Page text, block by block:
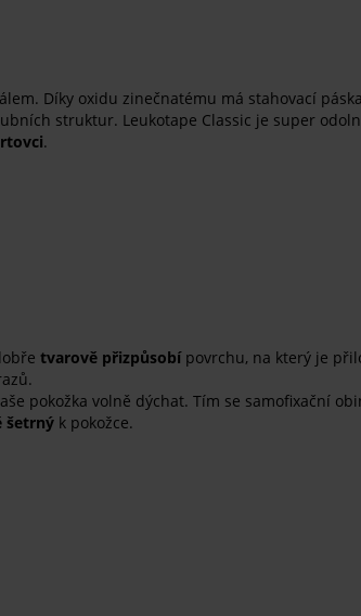
Díky oxidu zinečnatému má stahovací
struktur. Leukotape Classic je super
.
tvarově přizpůsobípovrchu, na který je
pokožka volně dýchat. Tím se samofixační
šetrný k pokožce.